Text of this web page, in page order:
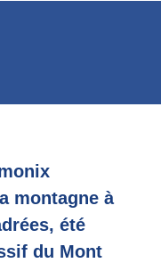
montagne à
été
du Mont